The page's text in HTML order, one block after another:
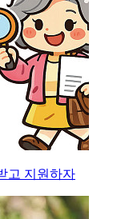
고 지원하자